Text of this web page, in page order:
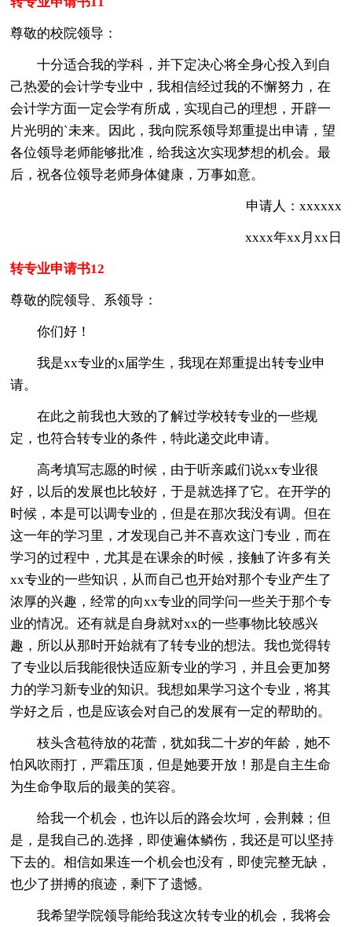
尊敬的校院领导：
十分适合我的学科，并下定决心将全身心投入到自
己热爱的会计学专业中，我相信经过我的不懈努力，在
会计学方面一定会学有所成，实现自己的理想，开辟一
片光明的`未来。因此，我向院系领导郑重提出申请，望
各位领导老师能够批准，给我这次实现梦想的机会。最
后，祝各位领导老师身体健康，万事如意。
申请人：xxxxxx
xxxx年xx月xx日
转专业申请书12
尊敬的院领导、系领导：
你们好！
我是xx专业的x届学生，我现在郑重提出转专业申
请。
在此之前我也大致的了解过学校转专业的一些规
定，也符合转专业的条件，特此递交此申请。
高考填写志愿的时候，由于听亲戚们说xx专业很
好，以后的发展也比较好，于是就选择了它。在开学的
时候，本是可以调专业的，但是在那次我没有调。但在
这一年的学习里，才发现自己并不喜欢这门专业，而在
学习的过程中，尤其是在课余的时候，接触了许多有关
xx专业的一些知识，从而自己也开始对那个专业产生了
浓厚的兴趣，经常的向xx专业的同学问一些关于那个专
业的情况。还有就是自身就对xx的一些事物比较感兴
趣，所以从那时开始就有了转专业的想法。我也觉得转
了专业以后我能很快适应新专业的学习，并且会更加努
力的学习新专业的知识。我想如果学习这个专业，将其
学好之后，也是应该会对自己的发展有一定的帮助的。
枝头含苞待放的花蕾，犹如我二十岁的年龄，她不
怕风吹雨打，严霜压顶，但是她要开放！那是自主生命
为生命争取后的最美的笑容。
给我一个机会，也许以后的路会坎坷，会荆棘；但
是，是我自己的.选择，即使遍体鳞伤，我还是可以坚持
下去的。相信如果连一个机会也没有，即使完整无缺，
也少了拼搏的痕迹，剩下了遗憾。
我希望学院领导能给我这次转专业的机会，我将会